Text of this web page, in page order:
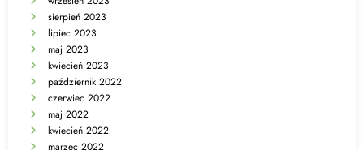
sierpień 2023
lipiec 2023
maj 2023
kwiecień 2023
październik 2022
czerwiec 2022
maj 2022
kwiecień 2022